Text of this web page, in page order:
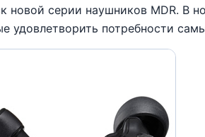
новой серии наушников MDR. В
удовлетворить потребности